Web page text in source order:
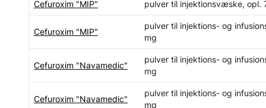
Cefuroxim "MIP" pulver til injektionsvæske, opl.
Cefuroxim "MIP"
pulver til injektions- og
mg
Cefuroxim "Navamedic"
pulver til injektions- og
mg
Cefuroxim "Navamedic"
pulver til injektions- og
mg